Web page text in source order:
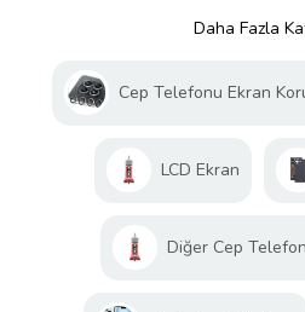
Daha Fazla
Cep Telefonu Ekran
LCD Ekran
Diğer Cep